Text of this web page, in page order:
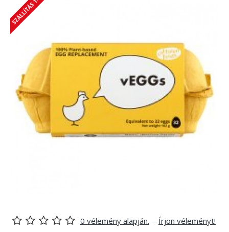
0 vélemény alapján. - Írjon véleményt!